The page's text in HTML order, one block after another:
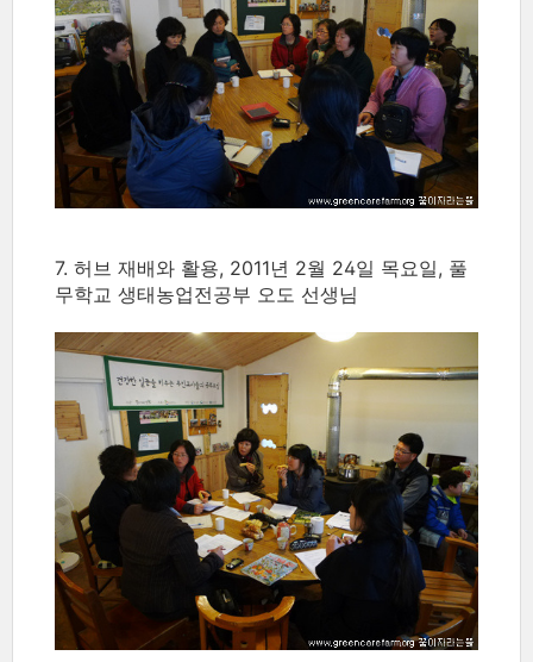
7. 허브 재배와 활용, 2011년 2월 24일 목요일, 풀
무학교 생태농업전공부 오도 선생님